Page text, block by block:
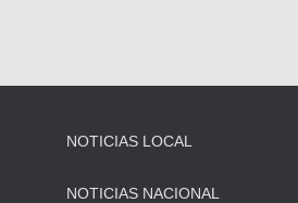
NOTICIAS LOCAL
NOTICIAS NACIONAL